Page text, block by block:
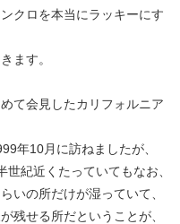
クロを本当にラッキーにす
ます。
て会見したカリフォルニア
年10月に訪ねましたが、
紀近くたっていてもなお、
いの所だけが湿っていて、
残せる所だということが、